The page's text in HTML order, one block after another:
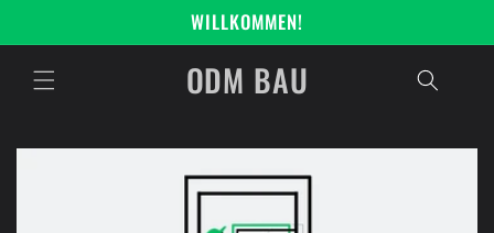
Inhalt
WILLKOMMEN!
ODM BAU